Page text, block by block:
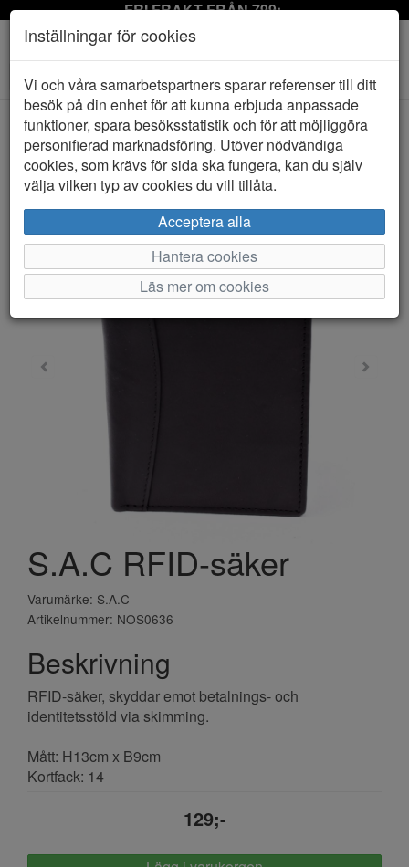
FRI FRAKT FRÅN 799:-
Toggle
navigation
HEM S.A.C
S.A.C RFID-säker
Varumärke: S.A.C
Artikelnummer: NOS0636
Beskrivning
RFID-säker, skyddar emot betalnings- och
identitetsstöld via skimming.
Mått: H13cm x B9cm
Kortfack: 14
129;-
Inställningar för cookies
Vi och våra samarbetspartners sparar referenser till ditt
besök på din enhet för att kunna erbjuda anpassade
funktioner, spara besöksstatistik och för att möjliggöra
personifierad marknadsföring. Utöver nödvändiga
cookies, som krävs för sida ska fungera, kan du själv
välja vilken typ av cookies du vill tillåta.
Acceptera alla
Hantera cookies
Läs mer om cookies